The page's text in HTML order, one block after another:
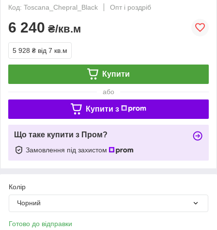
Код: Toscana_Chepral_Black
Опт і роздріб
6 240 ₴/кв.м
5 928 ₴ від 7 кв.м
Купити
або
Купити з
Що таке купити з Пром?
Замовлення під захистом
Колір
Чорний
Готово до відправки